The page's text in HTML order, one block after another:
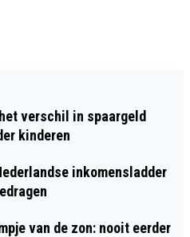
verschil in spaargeld
kinderen
inkomensladder
van de zon: nooit eerder